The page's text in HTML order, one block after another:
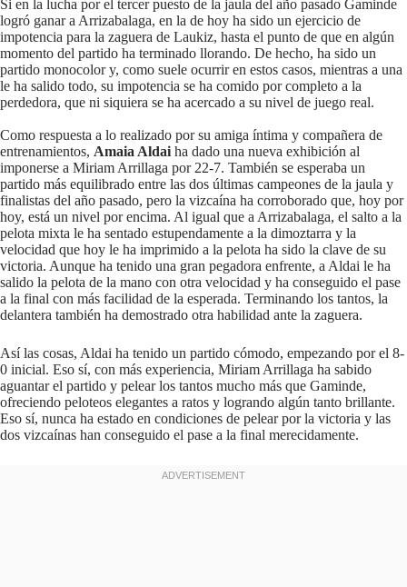
Si en la lucha por el tercer puesto de la jaula del año pasado Gaminde
logró ganar a Arrizabalaga, en la de hoy ha sido un ejercicio de
impotencia para la zaguera de Laukiz, hasta el punto de que en algún
momento del partido ha terminado llorando. De hecho, ha sido un
partido monocolor y, como suele ocurrir en estos casos, mientras a una
le ha salido todo, su impotencia se ha comido por completo a la
perdedora, que ni siquiera se ha acercado a su nivel de juego real.
Como respuesta a lo realizado por su amiga íntima y compañera de
entrenamientos, Amaia Aldai ha dado una nueva exhibición al
imponerse a Miriam Arrillaga por 22-7. También se esperaba un
partido más equilibrado entre las dos últimas campeones de la jaula y
finalistas del año pasado, pero la vizcaína ha corroborado que, hoy por
hoy, está un nivel por encima. Al igual que a Arrizabalaga, el salto a la
pelota mixta le ha sentado estupendamente a la dimoztarra y la
velocidad que hoy le ha imprimido a la pelota ha sido la clave de su
victoria. Aunque ha tenido una gran pegadora enfrente, a Aldai le ha
salido la pelota de la mano con otra velocidad y ha conseguido el pase
a la final con más facilidad de la esperada. Terminando los tantos, la
delantera también ha demostrado otra habilidad ante la zaguera.
Así las cosas, Aldai ha tenido un partido cómodo, empezando por el 8-
0 inicial. Eso sí, con más experiencia, Miriam Arrillaga ha sabido
aguantar el partido y pelear los tantos mucho más que Gaminde,
ofreciendo peloteos elegantes a ratos y logrando algún tanto brillante.
Eso sí, nunca ha estado en condiciones de pelear por la victoria y las
dos vizcaínas han conseguido el pase a la final merecidamente.